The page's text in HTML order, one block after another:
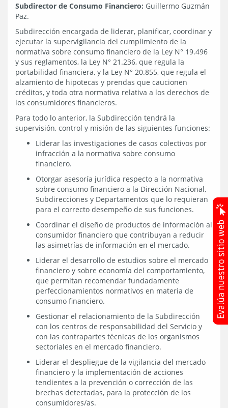
Subdirector de Consumo Financiero: Guillermo Guzmán
Paz.
Subdirección encargada de liderar, planificar, coordinar y
ejecutar la supervigilancia del cumplimiento de la
normativa sobre consumo financiero de la Ley N° 19.496
y sus reglamentos, la Ley N° 21.236, que regula la
portabilidad financiera, y la Ley N° 20.855, que regula el
alzamiento de hipotecas y prendas que caucionen
créditos, y toda otra normativa relativa a los derechos de
los consumidores financieros.
Para todo lo anterior, la Subdirección tendrá la
supervisión, control y misión de las siguientes funciones:
Liderar las investigaciones de casos colectivos por
infracción a la normativa sobre consumo
financiero.
Otorgar asesoría jurídica respecto a la normativa
sobre consumo financiero a la Dirección Nacional,
Subdirecciones y Departamentos que lo requieran
para el correcto desempeño de sus funciones.
Coordinar el diseño de productos de información al
consumidor financiero que contribuyan a reducir
las asimetrías de información en el mercado.
Liderar el desarrollo de estudios sobre el mercado
financiero y sobre economía del comportamiento,
que permitan recomendar fundadamente
perfeccionamientos normativos en materia de
consumo financiero.
Gestionar el relacionamiento de la Subdirección
con los centros de responsabilidad del Servicio y
con las contrapartes técnicas de los organismos
sectoriales en el mercado financiero.
Liderar el despliegue de la vigilancia del mercado
financiero y la implementación de acciones
tendientes a la prevención o corrección de las
brechas detectadas, para la protección de los
consumidores/as.